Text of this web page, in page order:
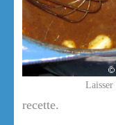
recette.